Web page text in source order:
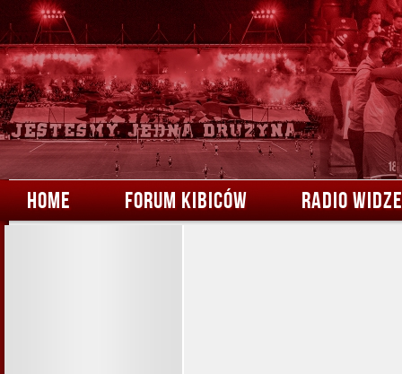
HOME FORUM KIBICÓW RADIO